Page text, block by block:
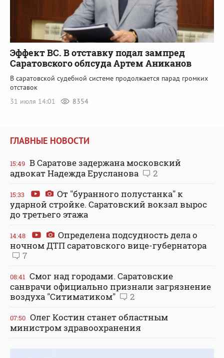
Эффект ВС. В отставку подал зампред
Саратовского облсуда Артем Аниканов
В саратовской судебной системе продолжается парад громких
отставок
31 июля 14:01
8354
ГЛАВНЫЕ НОВОСТИ
15:49 В Саратове задержана московский
адвокат Надежда Ерусланова
2
15:33
От "буранного полустанка" к
ударной стройке. Саратовский вокзал вырос
до третьего этажа
14:48
Определена подсудность дела о
ночном ДТП саратовского вице-губернатора
7
08:41 Смог над городами. Саратовские
санврачи официально признали загрязнение
воздуха "Ситиматиком"
2
07:50 Олег Костин станет областным
министром здравоохранения